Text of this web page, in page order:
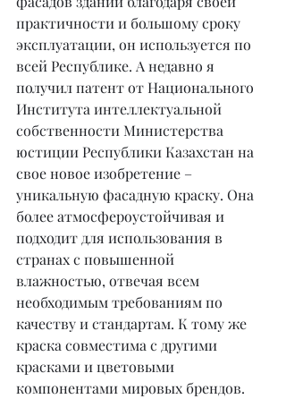
практичности и большому сроку
эксплуатации, он используется по
всей Республике. А недавно я
получил патент от Национального
Института интеллектуальной
собственности Министерства
юстиции Республики Казахстан на
свое новое изобретение –
уникальную фасадную краску. Она
более атмосфероустойчивая и
подходит для использования в
странах с повышенной
влажностью, отвечая всем
необходимым требованиям по
качеству и стандартам. К тому же
краска совместима с другими
красками и цветовыми
компонентами мировых брендов.